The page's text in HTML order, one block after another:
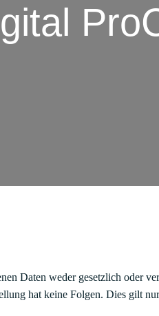
Daten weder gesetzlich oder
hat keine Folgen. Dies gilt